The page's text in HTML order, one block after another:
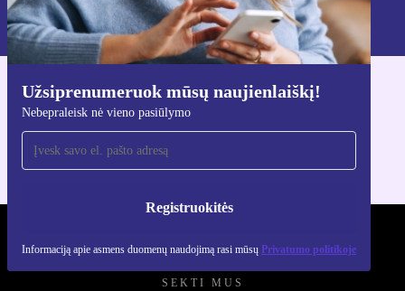
Užsiprenumeruok mūsų naujienlaiškį!
Nebepraleisk nė vieno pasiūlymo
Registruokitės
Informaciją apie asmens duomenų naudojimą rasi mūsų Privatumo politikoje
Informaciją apie asmens duomenų naudojimą rasi mūsų
Privatumo politikoje.
Atsisiųsti refurbed programėlę
Skirta iOS ir Android
SEKTI MUS